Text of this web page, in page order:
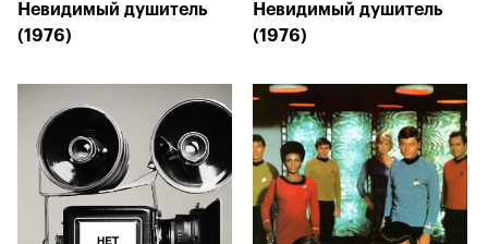
Невидимый душитель
(1976)
Невидимый душитель
(1976)